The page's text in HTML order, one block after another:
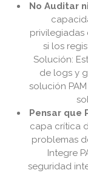
No Auditar
privilegiadas
si los
Solución:
de logs y
solución
Pensar que
capa crítica
problemas
Integre
seguridad